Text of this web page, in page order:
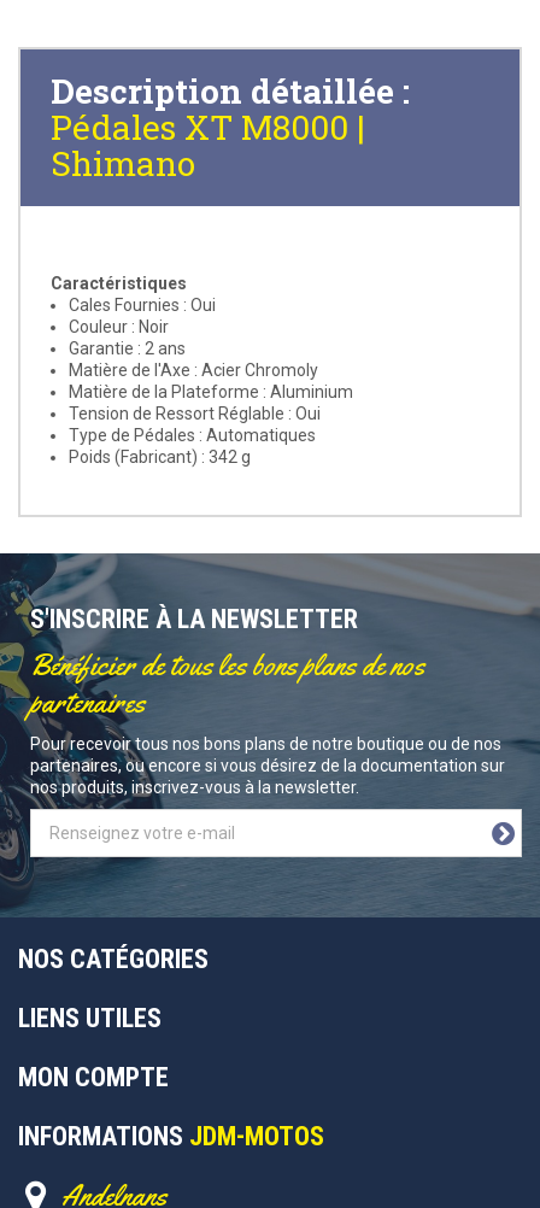
Description détaillée :
Pédales XT M8000 |
Shimano
Caractéristiques
Cales Fournies : Oui
Couleur : Noir
Garantie : 2 ans
Matière de l'Axe : Acier Chromoly
Matière de la Plateforme : Aluminium
Tension de Ressort Réglable : Oui
Type de Pédales : Automatiques
Poids (Fabricant) : 342 g
S'INSCRIRE À LA NEWSLETTER
Bénéficier de tous les bons plans de nos
partenaires
Pour recevoir tous nos bons plans de notre boutique ou de nos
partenaires, ou encore si vous désirez de la documentation sur
nos produits, inscrivez-vous à la newsletter.
NOS CATÉGORIES
LIENS UTILES
MON COMPTE
INFORMATIONS JDM-MOTOS
Andelnans